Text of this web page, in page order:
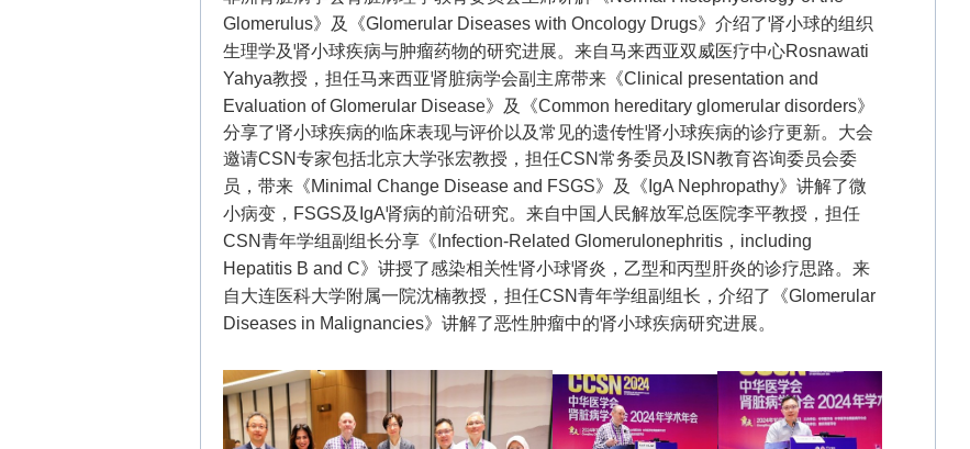
Glomerulus》
及《Glomerular Diseases with Oncology Drugs》介绍了肾小球的组织
生理学及肾小球疾病与肿瘤药物的研究进展。来自马来西亚双威医疗中心Rosnawati
Yahya教授，担任马来西亚肾脏病学会副主席带来《Clinical presentation and
Evaluation of Glomerular Disease》及《Common hereditary glomerular disorders》
分享了肾小球疾病的临床表现与评价以及常见的遗传性肾小球疾病的诊疗更新。大会
邀请CSN专家包括北京大学张宏教授，担任CSN常务委员及ISN教育咨询委员会委
员，带来《Minimal Change Disease and FSGS》
及《IgA Nephropathy》讲解了微
小病变，FSGS及IgA肾病的前沿研究。来自中国人民解放军总医院李平教授，担任
CSN青年学组副组长分享《Infection-Related Glomerulonephritis，including
Hepatitis B and C》讲授了感染相关性肾小球肾炎，乙型和丙型肝炎的诊疗思路。来
自大连医科大学附属一院沈楠教授，担任CSN青年学组副组长，介绍了《Glomerular
Diseases in Malignancies》讲解了恶性肿瘤中的肾小球疾病研究进展。